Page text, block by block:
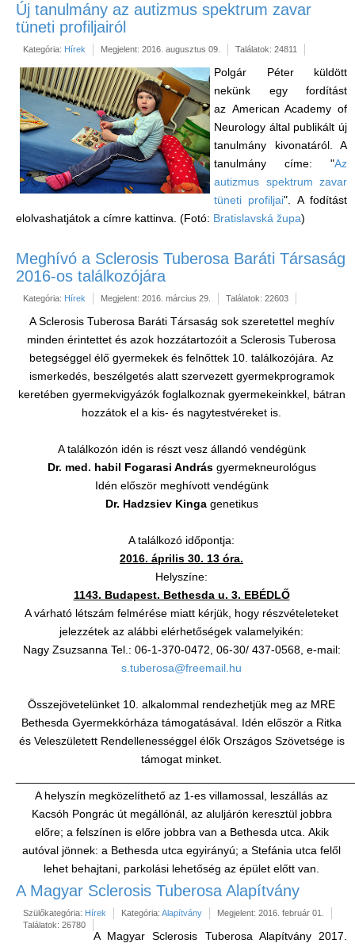
Új tanulmány az autizmus spektrum zavar
tüneti profiljairól
Kategória: Hírek Megjelent: 2016. augusztus 09. Találatok: 24811
Polgár Péter küldött
nekünk egy fordítást
az American Academy of
Neurology által publikált új
tanulmány kivonatáról. A
tanulmány címe: "Az
autizmus spektrum zavar
tüneti profiljai". A fodítást
elolvashatjátok a címre kattinva. (Fotó: Bratislavská župa)
Meghívó a Sclerosis Tuberosa Baráti Társaság
2016-os találkozójára
Kategória: Hírek Megjelent: 2016. március 29. Találatok: 22603
A Sclerosis Tuberosa Baráti Társaság sok szeretettel meghív
minden érintettet és azok hozzátartozóit a Sclerosis Tuberosa
betegséggel élő gyermekek és felnőttek 10. találkozójára. Az
ismerkedés, beszélgetés alatt szervezett gyermekprogramok
keretében gyermekvigyázók foglalkoznak gyermekeinkkel, bátran
hozzátok el a kis- és nagytestvéreket is.
A találkozón idén is részt vesz állandó vendégünk
Dr. med. habil Fogarasi Andrásgyermekneurológus
Idén először meghívott vendégünk
Dr. Hadzsiev Kingagenetikus
A találkozó időpontja:
2016. április 30. 13 óra.
Helyszíne:
1143. Budapest. Bethesda u. 3. EBÉDLŐ
A várható létszám felmérése miatt kérjük, hogy részvételeteket
jelezzétek az alábbi elérhetőségek valamelyikén:
Nagy Zsuzsanna Tel.: 06-1-370-0472, 06-30/ 437-0568, e-mail:
s.tuberosa@freemail.hu
Összejövetelünket 10. alkalommal rendezhetjük meg az MRE
Bethesda Gyermekkórháza támogatásával. Idén először a Ritka
és Veleszületett Rendellenességgel élők Országos Szövetsége is
támogat minket.
A helyszín megközelíthető az 1-es villamossal, leszállás az
Kacsóh Pongrác út megállónál, az aluljárón keresztül jobbra
előre; a felszínen is előre jobbra van a Bethesda utca. Akik
autóval jönnek: a Bethesda utca egyirányú; a Stefánia utca felől
lehet behajtani, parkolási lehetőség az épület előtt van.
A Magyar Sclerosis Tuberosa Alapítvány
Szülőkategória: Hírek Kategória: Alapítvány
Megjelent: 2016. február 01.
Találatok: 26780
A Magyar Sclerosis Tuberosa Alapítvány 2017.